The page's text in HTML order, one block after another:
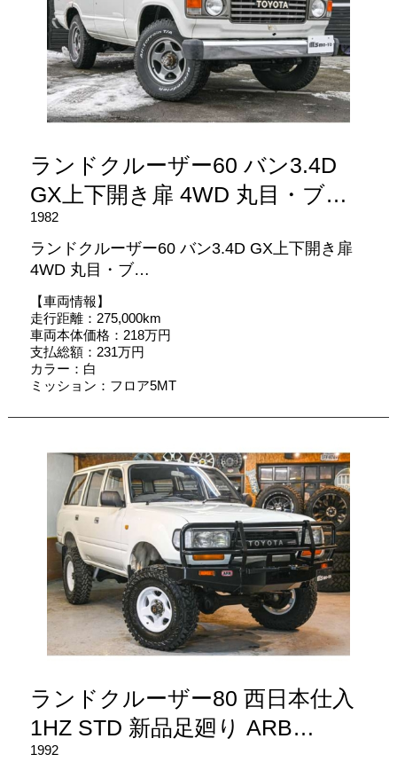
ランドクルーザー60 バン3.4D
GX上下開き扉 4WD 丸目・ブ…
1982
ランドクルーザー60 バン3.4D GX上下開き扉
4WD 丸目・ブ…
【車両情報】
走行距離：275,000km
車両本体価格：218万円
支払総額：231万円
カラー：白
ミッション：フロア5MT
ランドクルーザー80 西日本仕入
1HZ STD 新品足廻り ARB…
1992